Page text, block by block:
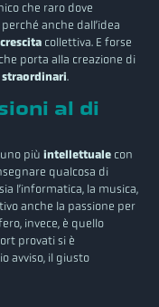
che raro dove
anche dall’idea
collettiva. E forse
porta alla creazione di
.
al di
uno piùintellettuale con
qualcosa di
l’informatica, la musica,
anche la passione per
invece, è quello
provati si è
avviso, il giusto